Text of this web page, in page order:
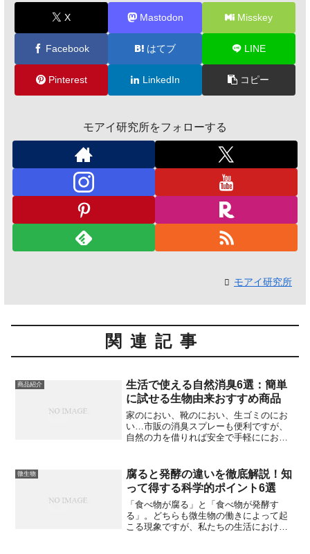
X Mastodon Misskey
Facebook はてブ LINE
Pinterest LinkedIn コピー
モアイ研究所をフォローする
モアイ研究所
関連記事
商品紹介
生活で使える自然消臭6選：簡単
に試せる生物由来おすすめ商品
家のにおい、靴のにおい、生ゴミのにお
い…市販の消臭スプレーも便利ですが、
自然の力を借りれば安全で手軽ににおい
簡単に試せるマイナーだけど効果的な自
然消臭法を6つ紹介します。
微生物
腐ると発酵の違いを徹底解説！知
って得する科学的ポイント6選
「食べ物が腐る」と「食べ物が発酵す
る」。どちらも微生物の働きによって起
こる現象ですが、私たちの生活における